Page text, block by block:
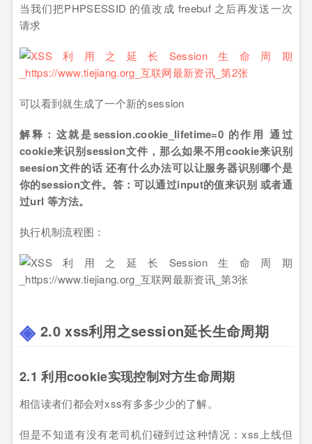
当我们把PHPSESSID 的值改成 freebuf 之后再发送一次
请求
可以看到就生成了一个新的session
解释：这就是session.cookie_lifetime=0 的作用 通过
cookie来识别session文件，那么如果不用cookie来识别
seesion文件的话 还有什么办法可以让服务器识别哪个是
你的session文件。答：可以通过input的值来识别 或者通
过url 等方法。
执行机制流程图：
2.0 xss利用之session延长生命周期
2.1 利用cookie实现控制对方生命周期
相信读者们都会对xss有多多少少的了解。
但是不知道有没有老司机们碰到过这种情况：xss上线但